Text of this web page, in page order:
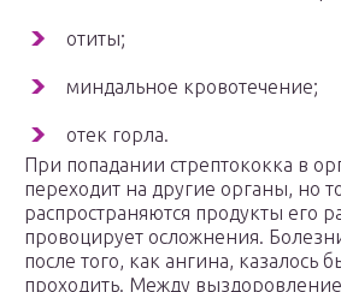
отиты;
миндальное кровотечение;
отек горла.
При попадании стрептококка в
переходит на другие органы, но
распространяются продукты его
провоцирует осложнения.
после того, как ангина, казалось
проходить. Между